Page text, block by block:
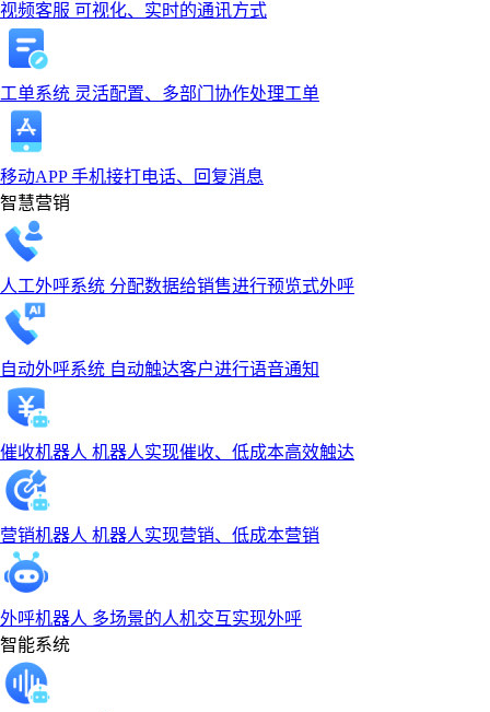
视频客服 可视化、实时的通讯方式
工单系统 灵活配置、多部门协作处理工单
移动APP手机接打电话、回复消息
智慧营销
人工外呼系统 分配数据给销售进行预览式外呼
自动外呼系统 自动触达客户进行语音通知
催收机器人 机器人实现催收、低成本高效触达
营销机器人 机器人实现营销、低成本营销
外呼机器人 多场景的人机交互实现外呼
智能系统